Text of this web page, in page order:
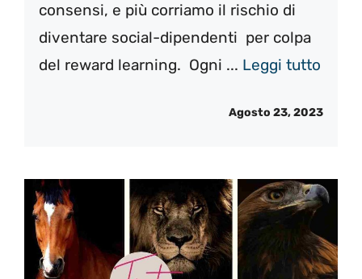
consensi, e più corriamo il rischio di
diventare social-dipendenti per colpa
del reward learning. Ogni ... Leggi tutto
Agosto 23, 2023